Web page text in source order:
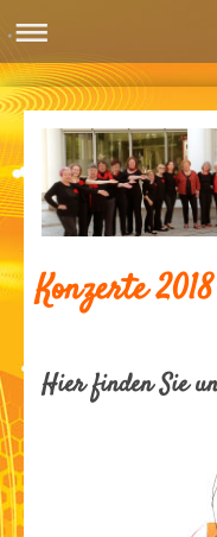
Konzerte 2018
Hier finden Sie